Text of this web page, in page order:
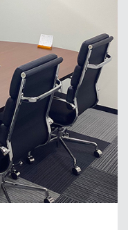
790万円
利回10.63%
台原駅
歩11分
20,300万円
利回5.5%
東照宮駅